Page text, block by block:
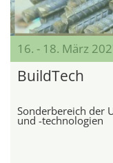
16. - 18. März
BuildTech
Sonderbereich der
und -technologien